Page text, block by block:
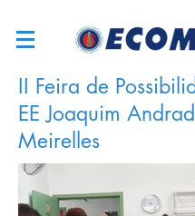
II Feira de
EE Joaquim
Meirelles